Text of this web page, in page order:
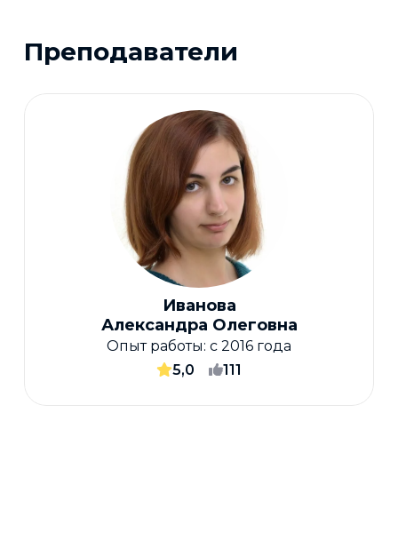
Преподаватели
Иванова
Александра Олеговна
Опыт работы: с 2016 года
5,0
111